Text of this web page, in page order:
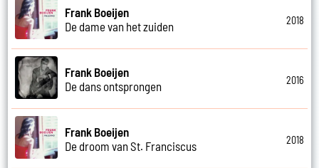
Frank Boeijen
De dame van het zuiden
2018
Frank Boeijen
De dans ontsprongen
2016
Frank Boeijen
De droom van St. Franciscus
2018